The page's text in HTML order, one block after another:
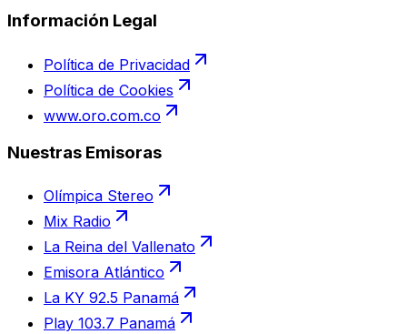
Información Legal
Política de Privacidad
Política de Cookies
www.oro.com.co
Nuestras Emisoras
Olímpica Stereo
Mix Radio
La Reina del Vallenato
Emisora Atlántico
La KY 92.5 Panamá
Play 103.7 Panamá